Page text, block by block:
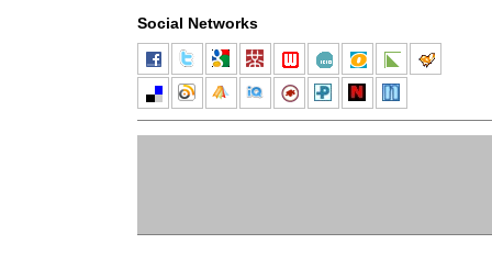
Social Networks